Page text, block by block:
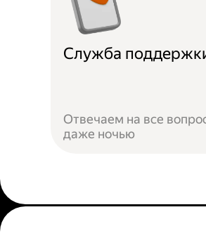
Служба
Отвечаем на все
даже ночью